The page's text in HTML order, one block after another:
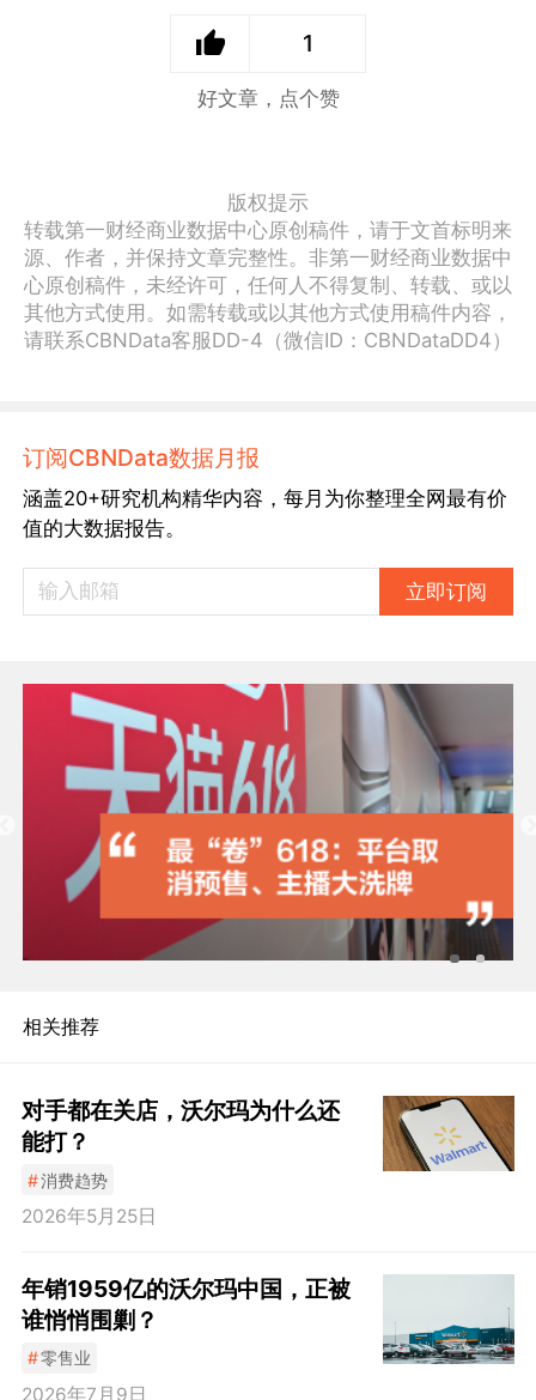
1
好文章，点个赞
版权提示
转载第一财经商业数据中心原创稿件，请于文首标明来
源、作者，并保持文章完整性。非第一财经商业数据中
心原创稿件，未经许可，任何人不得复制、转载、或以
其他方式使用。如需转载或以其他方式使用稿件内容，
请联系CBNData客服DD-4（微信ID：CBNDataDD4）
订阅CBNData数据月报
涵盖20+研究机构精华内容，每月为你整理全网最有价
值的大数据报告。
立即订阅
相关推荐
对手都在关店，沃尔玛为什么还
能打？
#消费趋势
2026年5月25日
年销1959亿的沃尔玛中国，正被
谁悄悄围剿？
#零售业
2026年7月9日